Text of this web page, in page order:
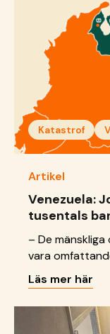
Katastrof
Artikel
Venezuela:
tusentals
– De
vara
SOS Barnbyar i
Läs mer här